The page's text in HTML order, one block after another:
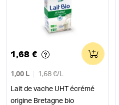
1,68 €
1,00 L 1,68 €/ L
Lait de vache UHT écrémé
origine Bretagne bio
0